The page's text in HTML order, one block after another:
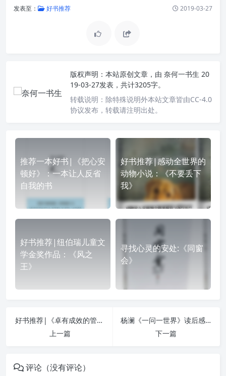
发表至： 好书推荐 2019-03-27
版权声明： 本站原创文章，由 奈何一书生 20
19-03-27发表，共计3205字。
转载说明： 除特殊说明外本站文章皆由CC-4.0
协议发布，转载请注明出处。
推荐一本好书|《把心安
顿好》：一本让人反省
自我的书
好书推荐|感动全世界的
动物小说：《不要丢下
我》
好书推荐|纽伯瑞儿童文
学金奖作品：《风之
王》
寻找心灵的安处:《同窗
会》
好书推荐|《卓有成效的管理者》
上一篇
杨澜《一问一世界》读后感 ——只想做这个时代的大女孩
下一篇
评论（没有评论）